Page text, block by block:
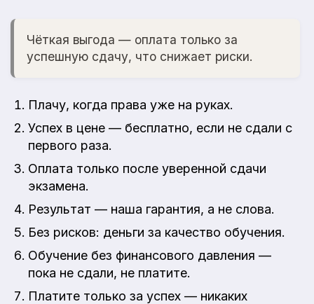
Чёткая выгода — оплата только за
успешную сдачу, что снижает риски.
Плачу, когда права уже на руках.
Успех в цене — бесплатно, если не сдали с
первого раза.
Оплата только после уверенной сдачи
экзамена.
Результат — наша гарантия, а не слова.
Без рисков: деньги за качество обучения.
Обучение без финансового давления —
пока не сдали, не платите.
Платите только за успех — никаких